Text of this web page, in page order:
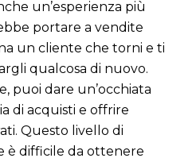
un’esperienza più
portare a vendite
un cliente che torni e ti
qualcosa di nuovo.
puoi dare un’occhiata
di acquisti e offrire
Questo livello di
è difficile da ottenere